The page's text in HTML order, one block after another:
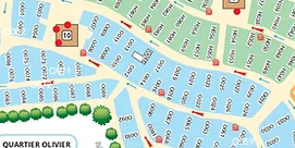
O002
O059
O071
O072